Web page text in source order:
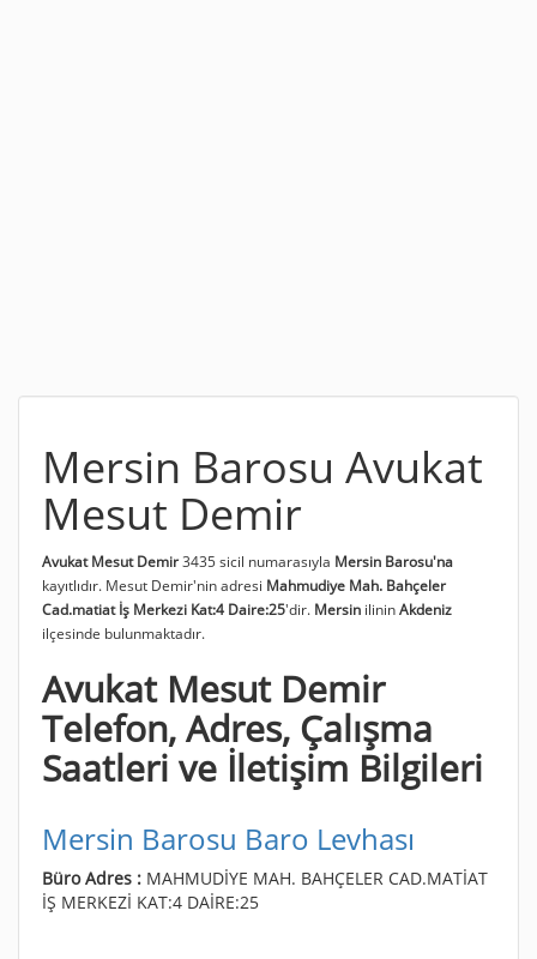
Mersin Barosu Avukat
Mesut Demir
Avukat Mesut Demir3435 sicil numarasıyla Mersin Barosu'na
kayıtlıdır. Mesut Demir'nin adresi Mahmudiye Mah. Bahçeler
Cad.matiat İş Merkezi Kat:4 Daire:25'dir. Mersin ilininAkdeniz
ilçesinde bulunmaktadır.
Avukat Mesut Demir
Telefon, Adres, Çalışma
Saatleri ve İletişim Bilgileri
Mersin Barosu Baro Levhası
Büro Adres : MAHMUDİYE MAH. BAHÇELER CAD.MATİAT
İŞ MERKEZİ KAT:4 DAİRE:25